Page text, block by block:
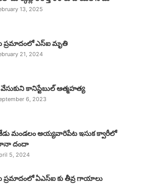
13, 2025
ప్రమాదంలో ఎస్ఐ మృతి
21, 2024
కానిస్టేబుల్ ఆత్మహత్య
6, 2023
మండలం అయ్యవారిపేట ఇసుక క్వారీలో
దందా
5, 2024
ప్రమాదంలో ఏఎస్ఐ కు తీవ్ర గాయాలు